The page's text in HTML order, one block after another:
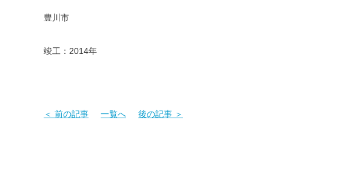
豊川市
竣工：2014年
＜ 前の記事 一覧へ 後の記事 ＞